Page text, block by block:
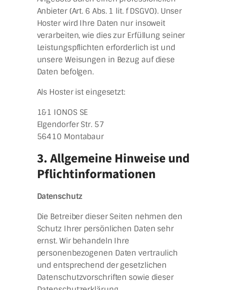
Anbieter (Art. 6 Abs. 1 lit. f DSGVO). Unser
Hoster wird Ihre Daten nur insoweit
verarbeiten, wie dies zur Erfüllung seiner
Leistungspflichten erforderlich ist und
unsere Weisungen in Bezug auf diese
Daten befolgen.
Als Hoster ist eingesetzt:
1&1 IONOS SE
Elgendorfer Str. 57
56410 Montabaur
3. Allgemeine Hinweise und
Pflichtinformationen
Datenschutz
Die Betreiber dieser Seiten nehmen den
Schutz Ihrer persönlichen Daten sehr
ernst. Wir behandeln Ihre
personenbezogenen Daten vertraulich
und entsprechend der gesetzlichen
Datenschutzvorschriften sowie dieser